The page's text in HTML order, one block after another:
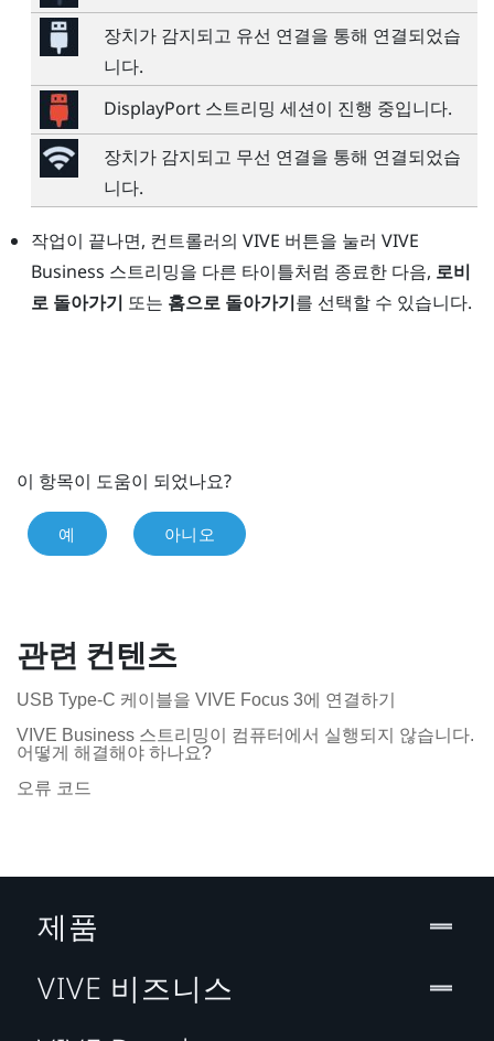
장치가 감지되고 유선 연결을 통해 연결되었습
니다.
DisplayPort스트리밍 세션이 진행 중입니다.
장치가 감지되고 무선 연결을 통해 연결되었습
니다.
작업이 끝나면, 컨트롤러의 VIVE 버튼을 눌러 VIVE
Business 스트리밍을 다른 타이틀처럼 종료한 다음, 로비
로 돌아가기 또는 홈으로 돌아가기를 선택할 수 있습니다.
이 항목이 도움이 되었나요?
예 아니오
관련 컨텐츠
USB Type-C 케이블을 VIVE Focus 3에 연결하기
VIVE Business 스트리밍이 컴퓨터에서 실행되지 않습니다.
어떻게 해결해야 하나요?
오류 코드
제품
VIVE 비즈니스